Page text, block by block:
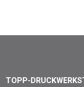
TOPP-